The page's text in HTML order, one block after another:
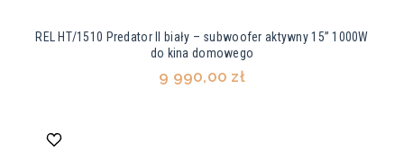
REL HT/1510 Predator II biały – subwoofer aktywny 15” 1000W
do kina domowego
9 990,00 zł